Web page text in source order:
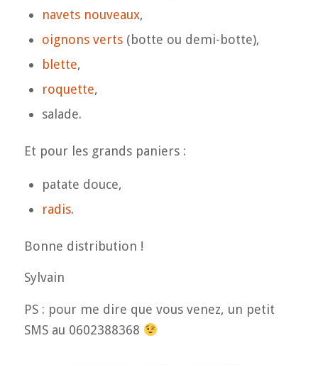
navets nouveaux,
oignons verts (botte ou demi-botte),
blette,
roquette,
salade.
Et pour les grands paniers :
patate douce,
radis.
Bonne distribution !
Sylvain
PS : pour me dire que vous venez, un petit
SMS au 0602388368